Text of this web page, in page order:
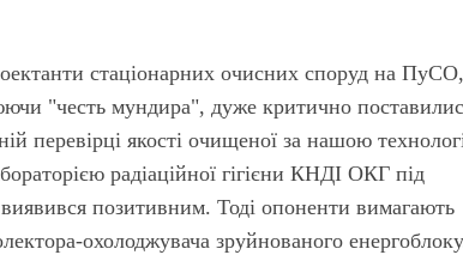
стаціонарних очисних споруд на ПуСО,
"честь мундира", дуже критично
перевірці якості очищеної за нашою
радіаційної гігієни КНДІ ОКГ під
позитивним. Тоді опоненти вимагають
охолоджувача зруйнованого